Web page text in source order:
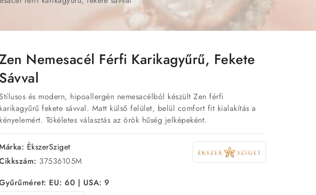
Nemesacél Férfi Karikagyűrű, Fekete
Sávval
és modern, hipoallergén nemesacélból készült Zen férfi
karikagyűrű fekete sávval. Matt külső felület, belül comfort fit kialakítás a
kényelemért. Tökéletes választás az örök hűség jelképeként.
ÉkszerSziget
37536105M
EU: 60 | USA: 9